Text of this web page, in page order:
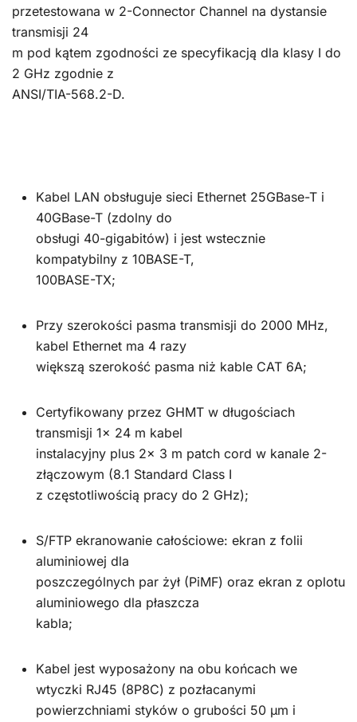
przetestowana w 2-Connector Channel na dystansie
transmisji 24
m pod kątem zgodności ze specyfikacją dla klasy I do
2 GHz zgodnie z
ANSI/TIA-568.2-D.
Kabel LAN obsługuje sieci Ethernet 25GBase-T i
40GBase-T (zdolny do
obsługi 40-gigabitów) i jest wstecznie
kompatybilny z 10BASE-T,
100BASE-TX;
Przy szerokości pasma transmisji do 2000 MHz,
kabel Ethernet ma 4 razy
większą szerokość pasma niż kable CAT 6A;
Certyfikowany przez GHMT w długościach
transmisji 1x 24 m kabel
instalacyjny plus 2x 3 m patch cord w kanale 2-
złączowym (8.1 Standard Class I
z częstotliwością pracy do 2 GHz);
S/FTP ekranowanie całościowe: ekran z folii
aluminiowej dla
poszczególnych par żył (PiMF) oraz ekran z oplotu
aluminiowego dla płaszcza
kabla;
Kabel jest wyposażony na obu końcach we
wtyczki RJ45 (8P8C) z pozłacanymi
powierzchniami styków o grubości 50 μm i